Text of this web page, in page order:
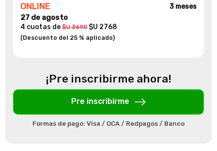
ONLINE 3 meses
27 de agosto
4 cuotas de$U 3690$U 2768
(Descuento del 25 % aplicado)
¡Pre inscribirme ahora!
Pre inscribirme
Formas de pago: Visa / OCA / Redpagos / Banco